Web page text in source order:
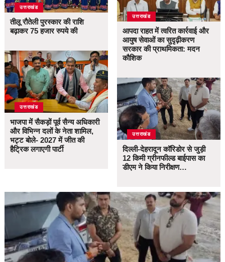
उत्तराखंड
तीलू रौतेली पुरस्कार की राशि
बढ़ाकर 75 हजार रुपये की
उत्तराखंड
भाजपा में सैकड़ों पूर्व सैन्य अधिकारी
और विभिन्न दलों के नेता शामिल,
भट्ट बोले- 2027 में जीत की
हैट्रिक लगाएगी पार्टी
उत्तराखंड
आपदा राहत में त्वरित कार्रवाई और
आयुष सेवाओं का सुदृढ़ीकरण
सरकार की प्राथमिकता: मदन
कौशिक
उत्तराखंड
दिल्ली-देहरादून कॉरिडोर से जुड़ी
12 किमी ग्रीनफील्ड बाईपास का
डीएम ने किया निरीक्षण…